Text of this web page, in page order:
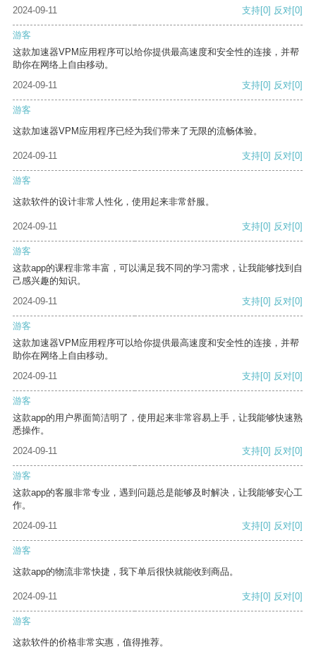
2024-09-11 支持[0] 反对[0]
游客
这款加速器VPM应用程序可以给你提供最高速度和安全性的连接，并帮
助你在网络上自由移动。
2024-09-11
支持[0] 反对[0]
游客
这款加速器VPM应用程序已经为我们带来了无限的流畅体验。
2024-09-11 支持[0] 反对[0]
游客
这款软件的设计非常人性化，使用起来非常舒服。
2024-09-11 支持[0] 反对[0]
游客
这款app的课程非常丰富，可以满足我不同的学习需求，让我能够找到自
己感兴趣的知识。
2024-09-11
支持[0] 反对[0]
游客
这款加速器VPM应用程序可以给你提供最高速度和安全性的连接，并帮
助你在网络上自由移动。
2024-09-11
支持[0] 反对[0]
游客
这款app的用户界面简洁明了，使用起来非常容易上手，让我能够快速熟
悉操作。
2024-09-11
支持[0] 反对[0]
游客
这款app的客服非常专业，遇到问题总是能够及时解决，让我能够安心工
作。
2024-09-11
支持[0] 反对[0]
游客
这款app的物流非常快捷，我下单后很快就能收到商品。
2024-09-11 支持[0] 反对[0]
游客
这款软件的价格非常实惠，值得推荐。